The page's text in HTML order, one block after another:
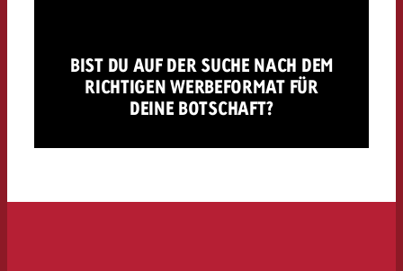
BIST DU AUF DER SUCHE NACH DEM
RICHTIGEN WERBEFORMAT FÜR
DEINE BOTSCHAFT?